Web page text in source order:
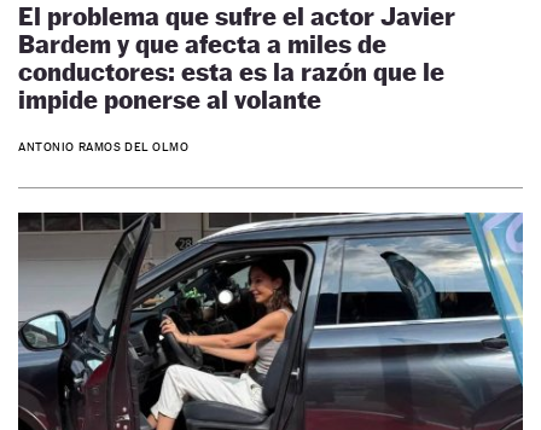
El problema que sufre el actor Javier
Bardem y que afecta a miles de
conductores: esta es la razón que le
impide ponerse al volante
ANTONIO RAMOS DEL OLMO